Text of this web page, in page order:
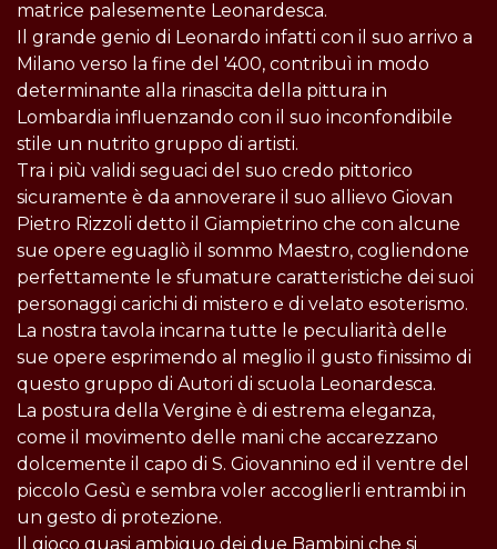
matrice palesemente Leonardesca.
Il grande genio di Leonardo infatti con il suo arrivo a
Milano verso la fine del '400, contribuì in modo
determinante alla rinascita della pittura in
Lombardia influenzando con il suo inconfondibile
stile un nutrito gruppo di artisti.
Tra i più validi seguaci del suo credo pittorico
sicuramente è da annoverare il suo allievo Giovan
Pietro Rizzoli detto il Giampietrino che con alcune
sue opere eguagliò il sommo Maestro, cogliendone
perfettamente le sfumature caratteristiche dei suoi
personaggi carichi di mistero e di velato esoterismo.
La nostra tavola incarna tutte le peculiarità delle
sue opere esprimendo al meglio il gusto finissimo di
questo gruppo di Autori di scuola Leonardesca.
La postura della Vergine è di estrema eleganza,
come il movimento delle mani che accarezzano
dolcemente il capo di S. Giovannino ed il ventre del
piccolo Gesù e sembra voler accoglierli entrambi in
un gesto di protezione.
Il gioco quasi ambiguo dei due Bambini che si